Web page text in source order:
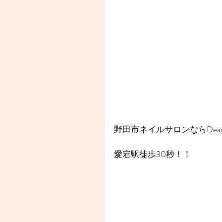
野田市ネイルサロンなら
愛宕駅徒歩30秒！！